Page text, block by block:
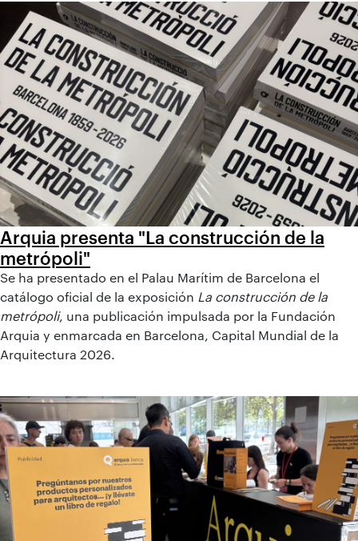
Arquia presenta "La construcción de la
metrópoli"
Se ha presentado en el Palau Marítim de Barcelona el
catálogo oficial de la exposición La construcción de la
metrópoli, una publicación impulsada por la Fundación
Arquia y enmarcada en Barcelona, Capital Mundial de la
Arquitectura 2026.